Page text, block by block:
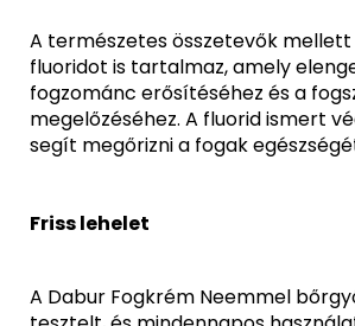
A természetes összetevők
fluoridot is tartalmaz, amely
fogzománc erősítéséhez és a
megelőzéséhez. A fluorid ismert
segít megőrizni a fogak
Friss lehelet
A Dabur Fogkrém Neemmel